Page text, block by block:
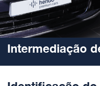
Intermediação